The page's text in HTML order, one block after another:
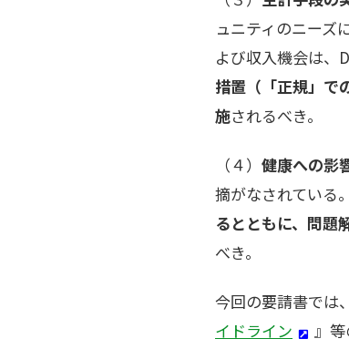
ュニティのニーズ
よび収入機会は、
措置（「正規」で
施されるべき。
（４） 健康への影
摘がなされている。
るとともに、問題
べき。
今回の要請書では
イドライン
』